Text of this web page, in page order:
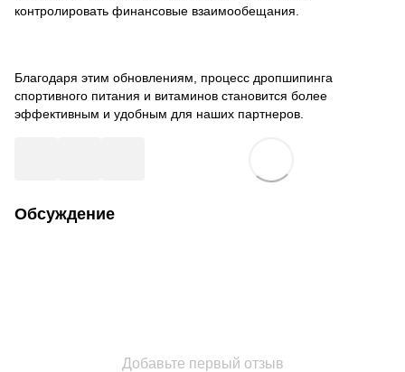
контролировать финансовые взаимообещания.
Благодаря этим обновлениям, процесс дропшипинга
спортивного питания и витаминов становится более
эффективным и удобным для наших партнеров.
Обсуждение
Добавьте первый отзыв